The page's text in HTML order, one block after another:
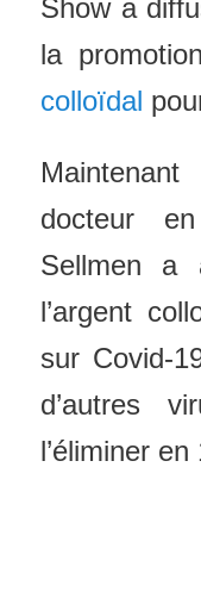
Show a
la
colloïdal
docteur
Sellmen a
l’argent
sur Covid-
d’autres
l’éliminer